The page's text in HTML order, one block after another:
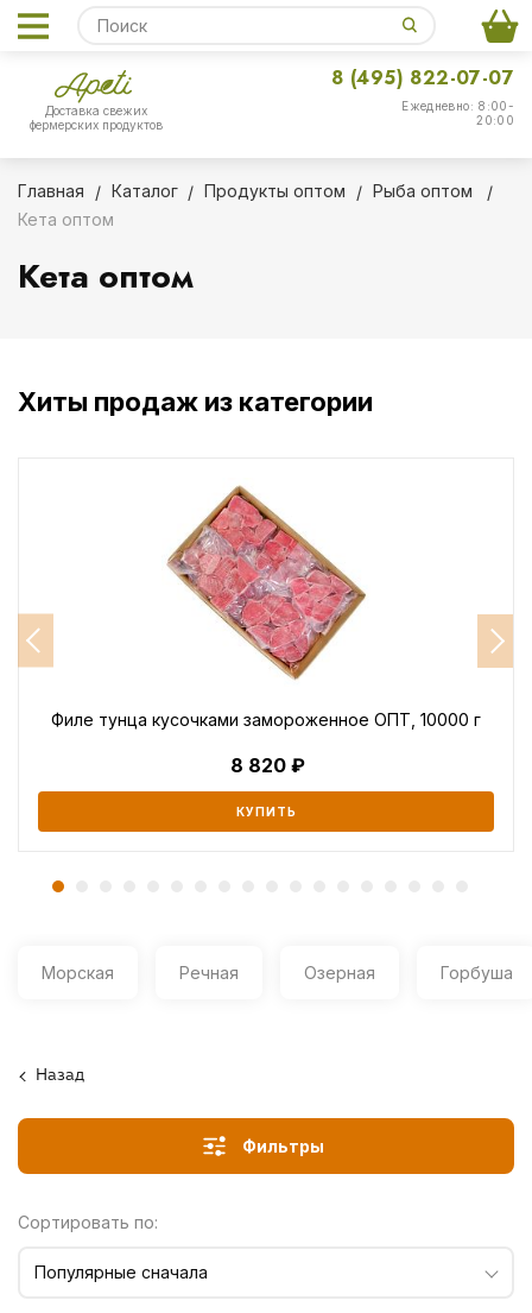
Доставка свежих
фермерских продуктов
Ежедневно: 8:00-
20:00
8 (495) 822-07-07
Главная Каталог Продукты оптом
Рыба оптом
Кета оптом
Кета оптом
Хиты продаж из категории
Филе тунца кусочками замороженное ОПТ, 10000 г
8 820
КУПИТЬ
Морская Речная Озерная Горбуша
Назад
Фильтры
Сортировать по:
Популярные сначала